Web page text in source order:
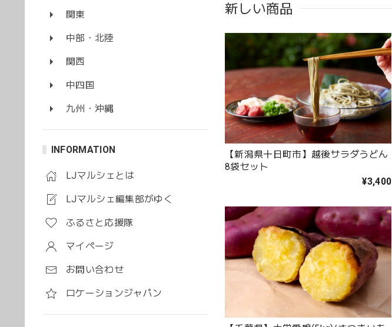
関東
中部・北陸
関西
中四国
九州・沖縄
INFORMATION
LJマルシェとは
LJマルシェ編集部がゆく
ふるさと応援隊
マイページ
お問い合わせ
ロケーションジャパン
新しい商品
【新潟県十日町市】越後サラダうどん
8袋セット
¥3,400